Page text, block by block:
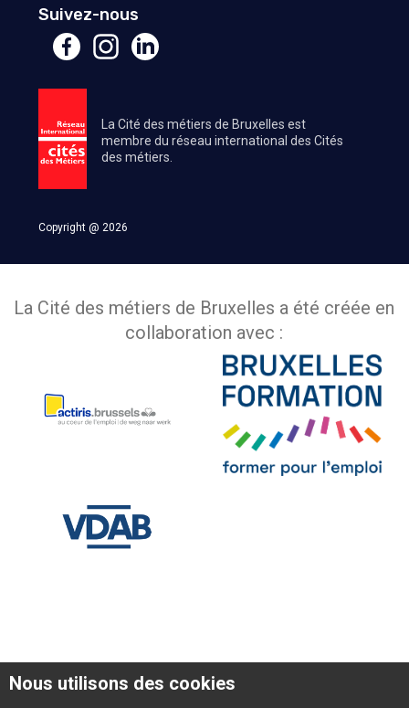
Nous utilisons des cookies
Suivez-nous
La Cité des métiers de Bruxelles est
membre du réseau international des Cités
des métiers.
Copyright @ 2026
La Cité des métiers de Bruxelles a été créée en
collaboration avec :